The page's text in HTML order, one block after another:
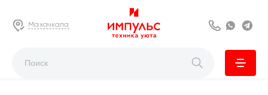
Махачкала 8 800 222 63